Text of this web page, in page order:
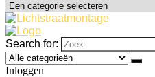
Search for:
Inloggen